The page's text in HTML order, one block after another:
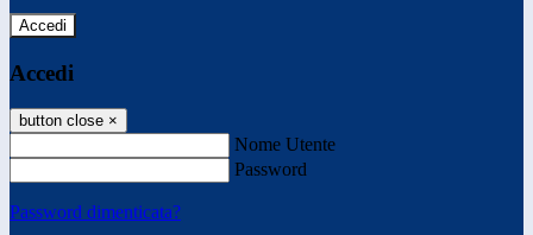
Accedi
Accedi
button close ×
Nome Utente
Password
Password dimenticata?